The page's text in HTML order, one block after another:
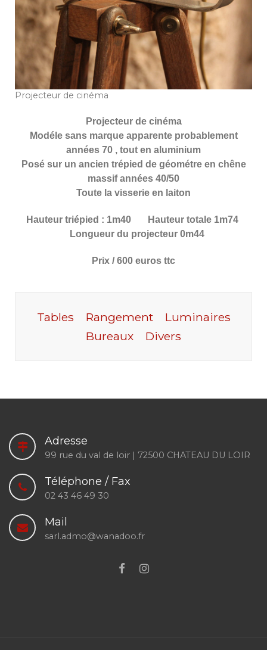
Projecteur de cinéma
Projecteur de cinéma
Modéle sans marque apparente probablement
années 70 , tout en aluminium
Posé sur un ancien trépied de géométre en chêne
massif années 40/50
Toute la visserie en laiton
Hauteur triépied : 1m40 Hauteur totale 1m74
Longueur du projecteur 0m44
Prix / 600 euros ttc
Tables Rangement
Luminaires
Bureaux
Divers
Adresse
99 rue du val de loir | 72500 CHATEAU DU LOIR
Téléphone / Fax
02 43 46 49 30
Mail
sarl.admo@wanadoo.fr